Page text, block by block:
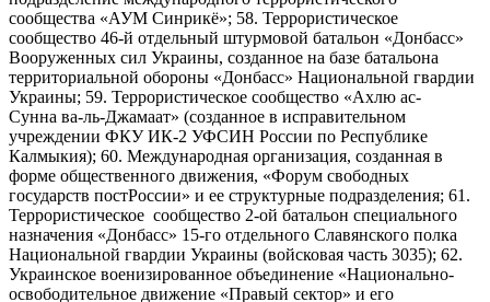
сообщества «АУМ Синрикё»; 58. Террористическое
сообщество 46-й отдельный штурмовой батальон «Донбасс»
Вооруженных сил Украины, созданное на базе батальона
территориальной обороны «Донбасс» Национальной гвардии
Украины; 59. Террористическое сообщество «Ахлю ас-
Сунна ва-ль-Джамаат» (созданное в исправительном
учреждении ФКУ ИК-2 УФСИН России по Республике
Калмыкия); 60. Международная организация, созданная в
форме общественного движения, «Форум свободных
государств постРоссии» и ее структурные подразделения; 61.
Террористическое сообщество 2-ой батальон специального
назначения «Донбасс» 15-го отдельного Славянского полка
Национальной гвардии Украины (войсковая часть 3035); 62.
Украинское военизированное объединение «Национально-
освободительное движение «Правый сектор» и его